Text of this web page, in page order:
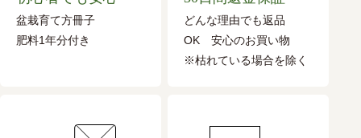
盆栽育て方冊子
肥料1年分付き
どんな理由でも返品
OK 安心のお買い物
※枯れている場合を除く